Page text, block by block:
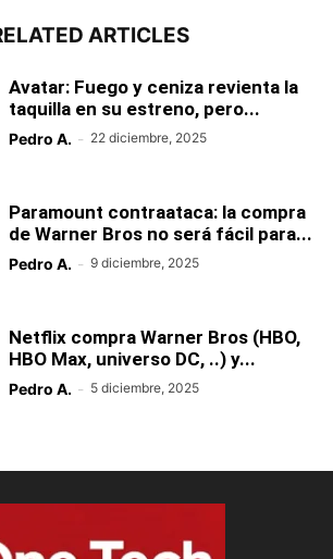
ARTICLES
Avatar: Fuego y ceniza revienta la
taquilla en su estreno, pero...
Pedro A. - 22 diciembre, 2025
Paramount contraataca: la compra
de Warner Bros no será fácil para...
Pedro A. - 9 diciembre, 2025
Netflix compra Warner Bros (HBO,
HBO Max, universo DC, ..) y...
Pedro A. - 5 diciembre, 2025